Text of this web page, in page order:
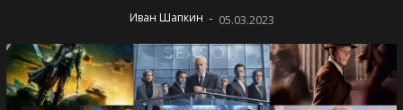
Иван Шапкин - 05.03.2023